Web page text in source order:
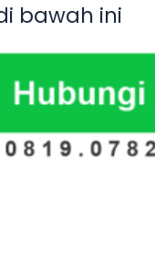
bawah ini